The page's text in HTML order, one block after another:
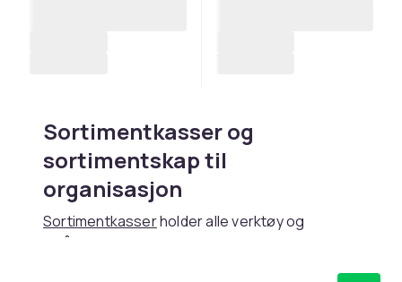
Sortimentkasser og
sortimentskap til
organisasjon
Sortimentkasserholder alle verktøy og
smådeler organisert og lett tilgjengelig.
Sortimentkassen har justerbare rom som kan